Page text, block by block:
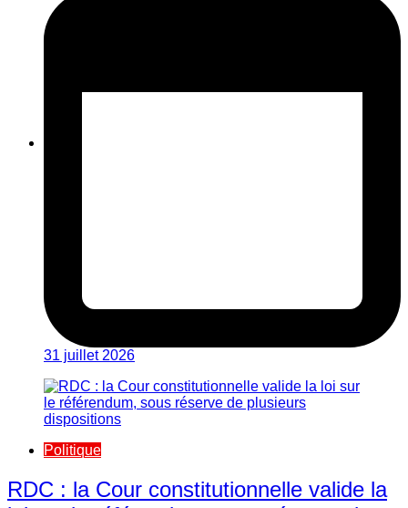
31 juillet 2026
Politique
RDC : la Cour constitutionnelle valide la